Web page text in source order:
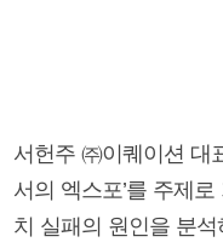
서헌주 ㈜이퀘이션 대
서의 엑스포’를 주제
치 실패의 원인을 분